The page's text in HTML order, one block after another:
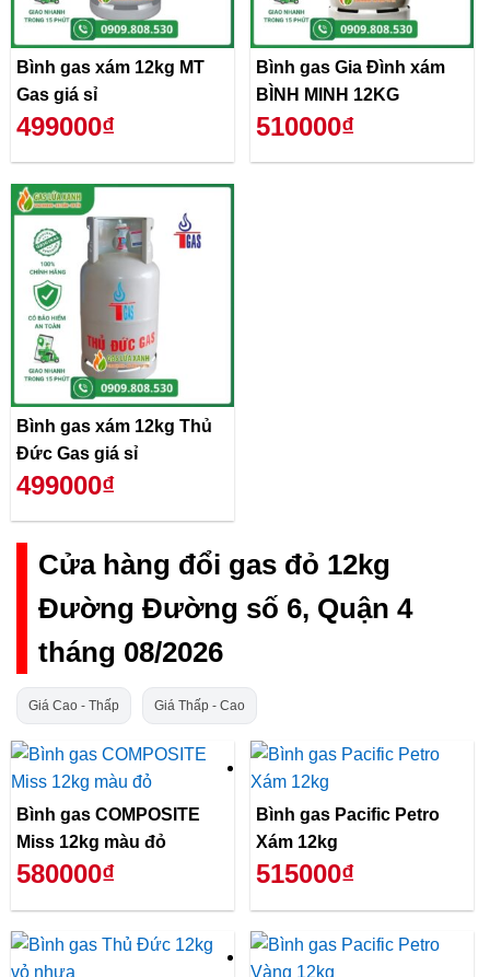
Bình gas xám 12kg MT
Gas giá sỉ
499000₫
Bình gas Gia Đình xám
BÌNH MINH 12KG
510000₫
Bình gas xám 12kg Thủ
Đức Gas giá sỉ
499000₫
Cửa hàng đổi gas đỏ 12kg
Đường Đường số 6, Quận 4
tháng 08/2026
Giá Cao - Thấp Giá Thấp - Cao
Bình gas COMPOSITE
Miss 12kg màu đỏ
580000₫
Bình gas Pacific Petro
Xám 12kg
515000₫